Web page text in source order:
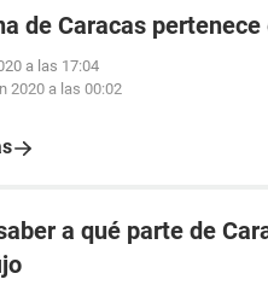
de Caracas
a las 17:04
2020 a las 00:02
a qué parte de